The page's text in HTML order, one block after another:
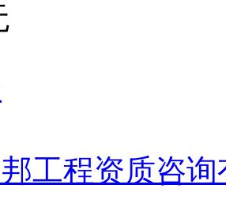
工程资质咨